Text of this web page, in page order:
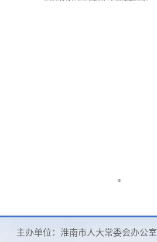
主办单位：淮南市人大常委会办公室